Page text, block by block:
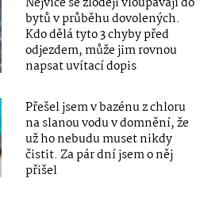
bytů v průběhu dovolených.
Kdo dělá tyto 3 chyby před
odjezdem, může jim rovnou
napsat uvítací dopis
Přešel jsem v bazénu z chloru
na slanou vodu v domnění, že
už ho nebudu muset nikdy
čistit. Za pár dní jsem o něj
přišel